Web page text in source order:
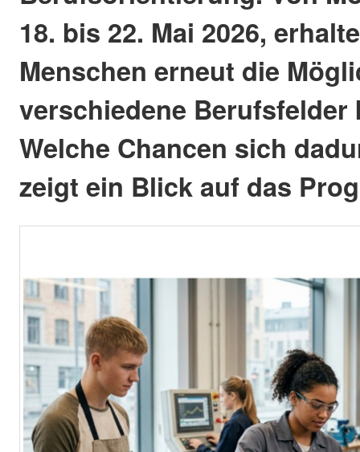
18. bis 22. Mai 2026,
Menschen erneut die
verschiedene Berufsfelder
Welche Chancen sich
zeigt ein Blick auf das